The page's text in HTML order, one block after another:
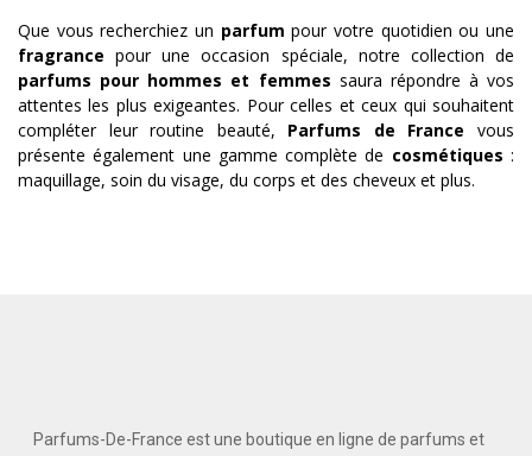
Que vous recherchiez un parfum pour votre quotidien ou une
fragrance pour une occasion spéciale, notre collection de
parfums pour hommes et femmes saura répondre à vos
attentes les plus exigeantes. Pour celles et ceux qui souhaitent
compléter leur routine beauté, Parfums de France vous
présente également une gamme complète de cosmétiques :
maquillage, soin du visage, du corps et des cheveux et plus.
Parfums-De-France est une boutique en ligne de parfums et